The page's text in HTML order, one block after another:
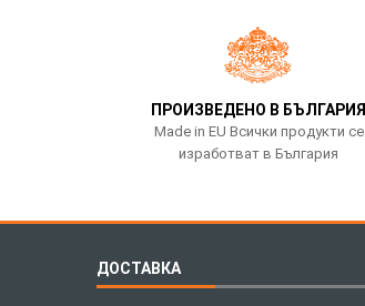
ПРОИЗВЕДЕНО В БЪЛГАРИЯ
Made in EU Всички продукти се
изработват в България
ДОСТАВКА